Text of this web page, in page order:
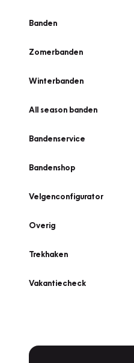
Banden
Zomerbanden
Winterbanden
All season banden
Bandenservice
Bandenshop
Velgenconfigurator
Overig
Trekhaken
Vakantiecheck